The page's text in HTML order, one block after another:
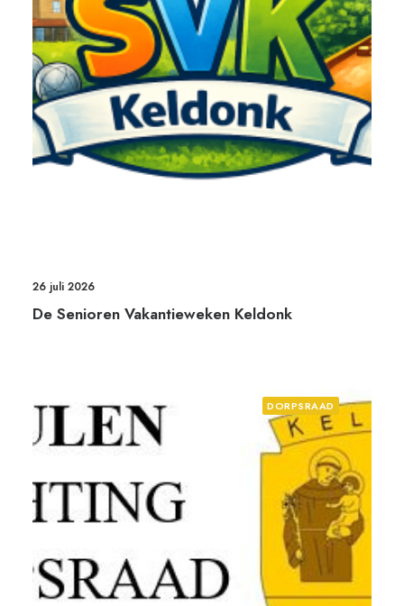
26 juli 2026
De Senioren Vakantieweken Keldonk
DORPSRAAD